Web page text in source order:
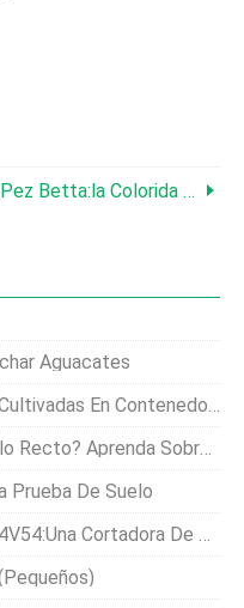
Pez Betta:la Colorida Y Emparejada Especie Separada De Un Luchador Marino
Aguacates
En Contenedores)
Variedades De Calabaza De Cuello Recto
Prueba De Suelo
Con Potencia Y Maniobrabilidad